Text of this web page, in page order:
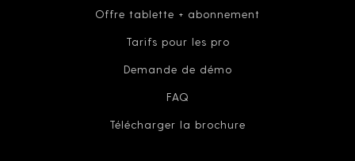
Offre tablette + abonnement
Tarifs pour les pro
Demande de démo
FAQ
Télécharger la brochure